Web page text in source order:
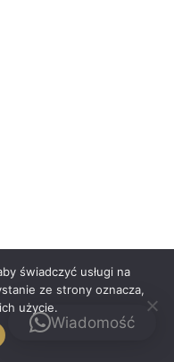
Wiadomość
świadczyć usługi na
ze strony oznacza,
użycie.